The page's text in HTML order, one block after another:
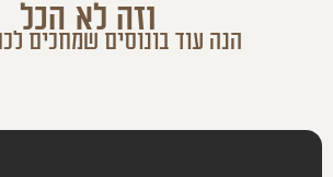
וזה לא הכל
הנה עוד בונוסים שמחכים